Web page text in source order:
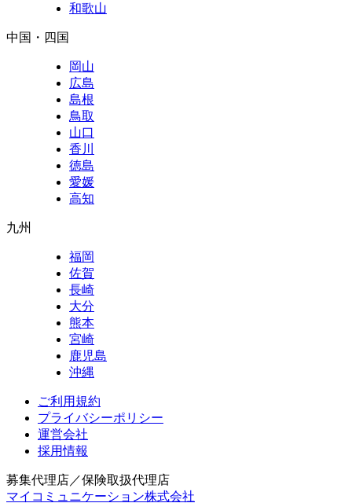
和歌山
中国・四国
岡山
広島
島根
鳥取
山口
香川
徳島
愛媛
高知
九州
福岡
佐賀
長崎
大分
熊本
宮崎
鹿児島
沖縄
ご利用規約
プライバシーポリシー
運営会社
採用情報
募集代理店／保険取扱代理店
マイコミュニケーション株式会社